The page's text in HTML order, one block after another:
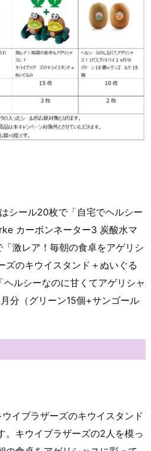
シール20枚で「自宅でヘルシー
カーボンネーター3 炭酸水マ
激レア！毎朝の食卓をアゲリシ
ズのキウイスタンド＋ぬいぐる
ルシーなのに甘くてアゲリシャ
分（グリーン15個+サンゴール
イブラザーズのキウイスタンド
。キウイブラザーズの2人を模っ